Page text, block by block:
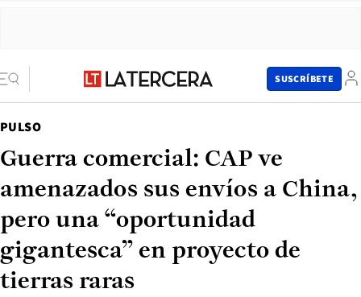
SUSCRÍBETE
PULSO
Guerra comercial: CAP ve
amenazados sus envíos a China,
pero una “oportunidad
gigantesca” en proyecto de
tierras raras